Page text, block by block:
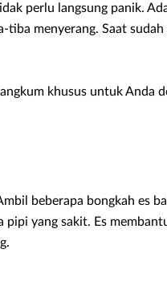
perlu langsung panik.
menyerang. Saat sudah
khusus untuk Anda
beberapa bongkah es
yang sakit. Es